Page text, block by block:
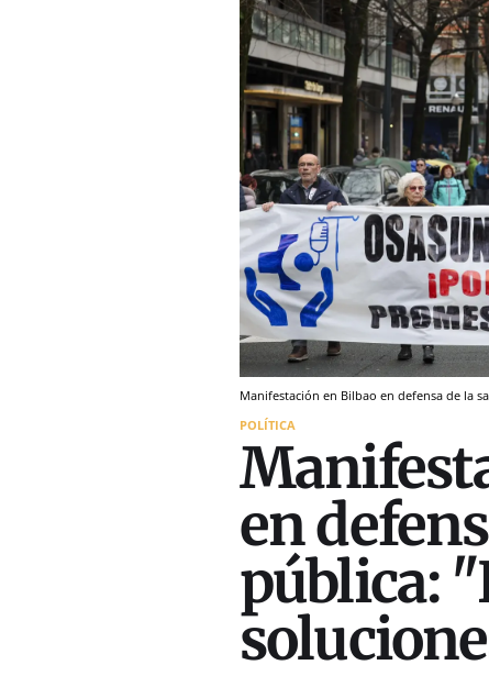
Manifestación en Bilbao en defensa de la
POLÍTICA
en
pública: